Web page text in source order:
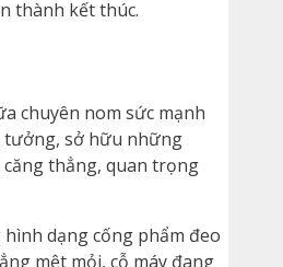
thành kết thúc.
chuyên nom sức mạnh
tưởng, sở hữu những
thẳng, quan trọng
dạng cống phẩm đeo
mệt mỏi, cỗ máy đang